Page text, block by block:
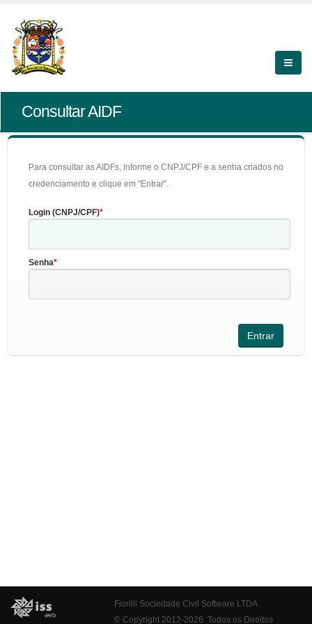
Consultar AIDF
Para consultar as AIDFs, informe o CNPJ/CPF e a senha criados no
credenciamento e clique em "Entrar".
Login (CNPJ/CPF)
Senha
Fiorilli Sociedade Civil Software LTDA
© Copyright 2012-2026. Todos os Direitos